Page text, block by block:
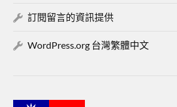
訂閱留言的資訊提供
WordPress.org 台灣繁體中文